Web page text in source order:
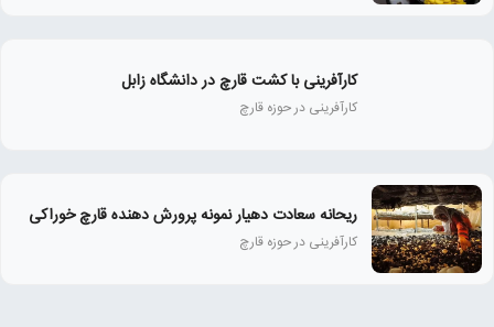
کارآفرینی با کشت قارچ در دانشگاه زابل
کارآفرینی در حوزه قارچ
ریحانه سعادت دهیار نمونه پرورش دهنده قارچ خوراکی
کارآفرینی در حوزه قارچ